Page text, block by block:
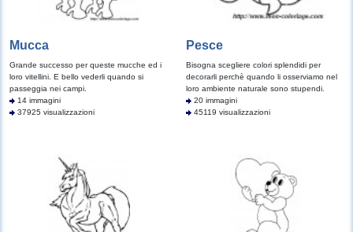
Mucca
Grande successo per queste mucche ed i
loro vitellini. E bello vederli quando si
passeggia nei campi.
14 immagini
37925 visualizzazioni
Pesce
Bisogna scegliere colori splendidi per
decorarli perchè quando li osserviamo nel
loro ambiente naturale sono stupendi.
20 immagini
45119 visualizzazioni